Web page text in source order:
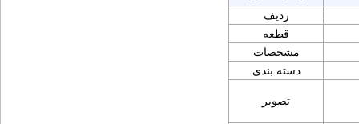
ردیف
قطعه
مشخصات
دسته بندی
تصویر